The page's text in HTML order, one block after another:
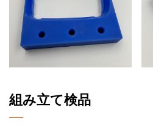
組み立て検品